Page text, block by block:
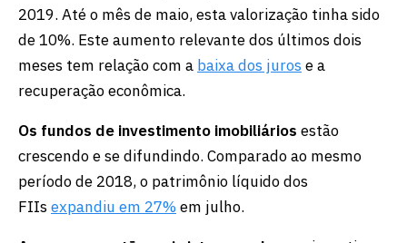
2019. Até o mês de maio, esta valorização tinha sido
de 10%. Este aumento relevante dos últimos dois
meses tem relação com a baixa dos juros e a
recuperação econômica.
Os fundos de investimento imobiliários estão
crescendo e se difundindo. Comparado ao mesmo
período de 2018, o patrimônio líquido dos
FIIsexpandiu em 27%em julho.